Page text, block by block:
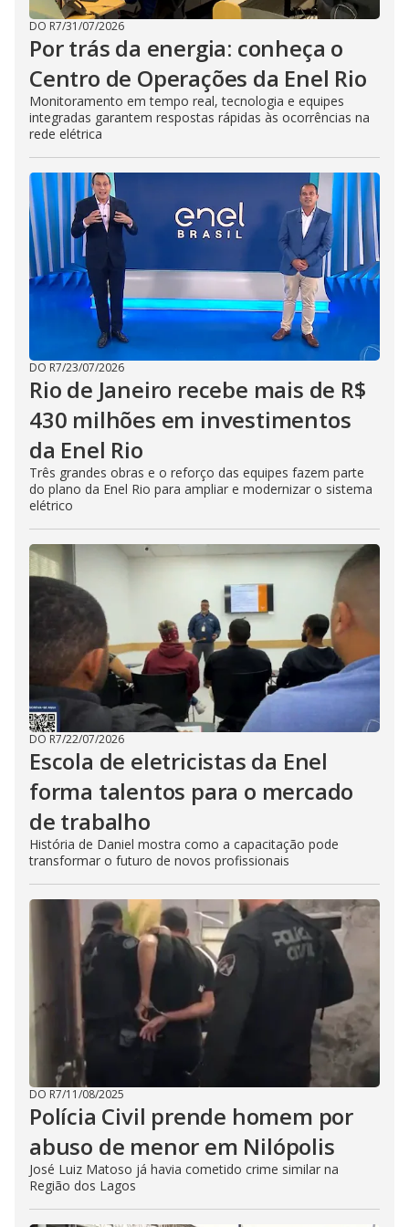
DO R7/31/07/2026
Por trás da energia: conheça o
Centro de Operações da Enel Rio
Monitoramento em tempo real, tecnologia e equipes
integradas garantem respostas rápidas às ocorrências na
rede elétrica
DO R7/23/07/2026
Rio de Janeiro recebe mais de R$
430 milhões em investimentos
da Enel Rio
Três grandes obras e o reforço das equipes fazem parte
do plano da Enel Rio para ampliar e modernizar o sistema
elétrico
DO R7/22/07/2026
Escola de eletricistas da Enel
forma talentos para o mercado
de trabalho
História de Daniel mostra como a capacitação pode
transformar o futuro de novos profissionais
DO R7/11/08/2025
Polícia Civil prende homem por
abuso de menor em Nilópolis
José Luiz Matoso já havia cometido crime similar na
Região dos Lagos